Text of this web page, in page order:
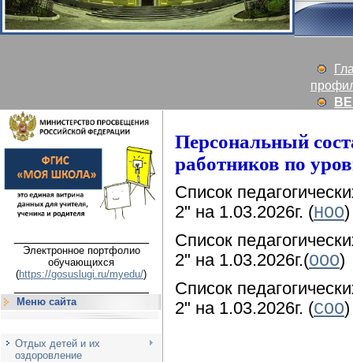
Электронное портфолио
обучающихся
(https://gosuslugi.ru/myedu/)
Меню сайта
Отдых детей и их
оздоровление
Персональный
работников по
Список
2" на 1.03.2026г. (НОО)
Список
2" на 1.03.2026г.(ООО)
Список
2" на 1.03.2026г. (СОО)